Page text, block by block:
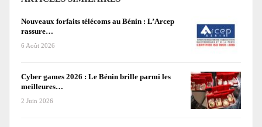
Nouveaux forfaits télécoms au Bénin : L’Arcep
rassure…
6 Août 2026
Cyber games 2026 : Le Bénin brille parmi les
meilleures…
2 Juin 2026